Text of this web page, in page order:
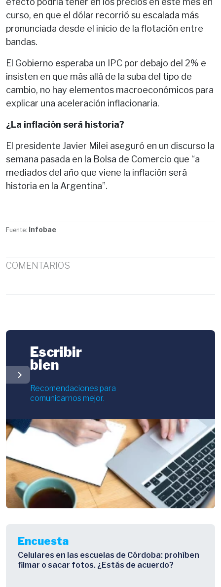
curso, en que el dólar recorrió su escalada más
pronunciada desde el inicio de la flotación entre
bandas.
El Gobierno esperaba un IPC por debajo del 2% e
insisten en que más allá de la suba del tipo de
cambio, no hay elementos macroeconómicos para
explicar una aceleración inflacionaria.
¿La inflación será historia?
El presidente Javier Milei aseguró en un discurso la
semana pasada en la Bolsa de Comercio que “a
mediados del año que viene la inflación será
historia en la Argentina”.
Fuente: Infobae
COMENTARIOS
chevron_right
Escribir
bien
Recomendaciones para
comunicarnos mejor.
Encuesta
Celulares en las escuelas de Córdoba: prohíben
filmar o sacar fotos. ¿Estás de acuerdo?